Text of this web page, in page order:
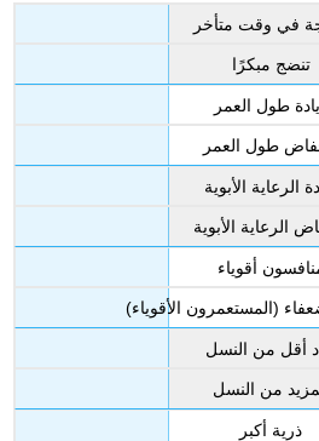
في وقت متأخر
تنضج مبكرًا
طول العمر
طول العمر
الرعاية الأبوية
الرعاية الأبوية
أقوياء
(المستعمرون الأقوياء)
أقل من النسل
من النسل
ذرية أكبر